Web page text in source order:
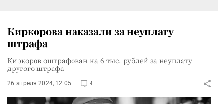
Киркорова наказали за неуплату
штрафа
Киркоров оштрафован на 6 тыс. рублей за неуплату
другого штрафа
26 апреля 2024, 12:05 4